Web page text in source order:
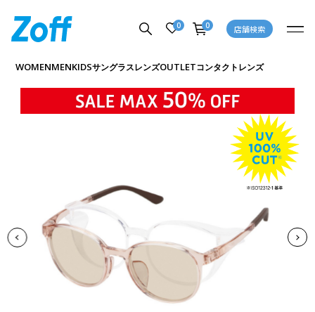
0 0 店舗検索
WOMENMENKIDSサングラスレンズOUTLETコンタクトレンズ
商品詳細ページへ